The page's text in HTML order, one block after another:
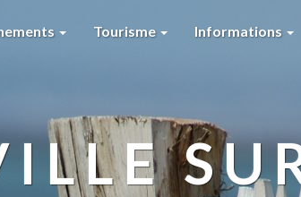
Tourisme Informations